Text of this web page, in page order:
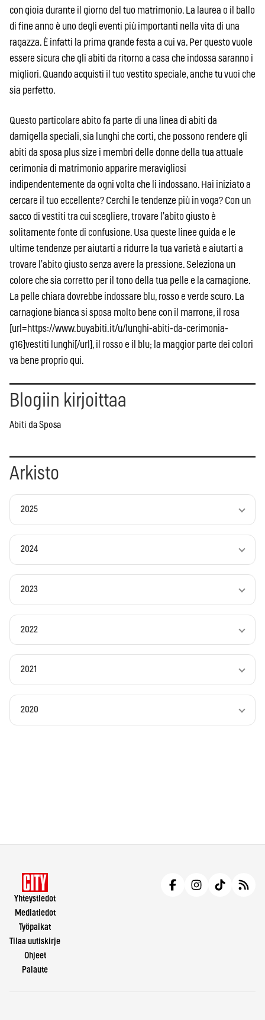
con gioia durante il giorno del tuo matrimonio. La laurea o il ballo
di fine anno è uno degli eventi più importanti nella vita di una
ragazza. È infatti la prima grande festa a cui va. Per questo vuole
essere sicura che gli abiti da ritorno a casa che indossa saranno i
migliori. Quando acquisti il tuo vestito speciale, anche tu vuoi che
sia perfetto.
Questo particolare abito fa parte di una linea di abiti da
damigella speciali, sia lunghi che corti, che possono rendere gli
abiti da sposa plus size i membri delle donne della tua attuale
cerimonia di matrimonio apparire meravigliosi
indipendentemente da ogni volta che li indossano. Hai iniziato a
cercare il tuo eccellente? Cerchi le tendenze più in voga? Con un
sacco di vestiti tra cui scegliere, trovare l’abito giusto è
solitamente fonte di confusione. Usa queste linee guida e le
ultime tendenze per aiutarti a ridurre la tua varietà e aiutarti a
trovare l’abito giusto senza avere la pressione. Seleziona un
colore che sia corretto per il tono della tua pelle e la carnagione.
La pelle chiara dovrebbe indossare blu, rosso e verde scuro. La
carnagione bianca si sposa molto bene con il marrone, il rosa
[url=https://www.buyabiti.it/u/lunghi-abiti-da-cerimonia-
g16]vestiti lunghi[/url], il rosso e il blu; la maggior parte dei colori
va bene proprio qui.
Blogiin kirjoittaa
Abiti da Sposa
Arkisto
2025
2024
2023
2022
2021
2020
Yhteystiedot
Mediatiedot
Työpaikat
Tilaa uutiskirje
Ohjeet
Palaute